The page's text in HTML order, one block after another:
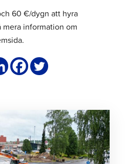
60 €/dygn att hyra
mera information om